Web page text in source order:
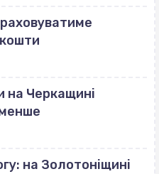
на Черкащині
на Золотоніщині